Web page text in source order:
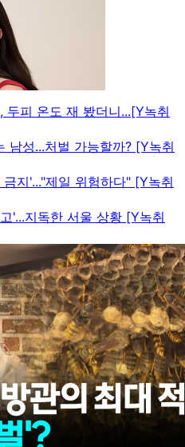
피 온도 재 봤더니...[Y녹취
남성...처벌 가능할까? [Y녹취
지'..."제일 위험하다" [Y녹취
'...지독한 서울 상황 [Y녹취